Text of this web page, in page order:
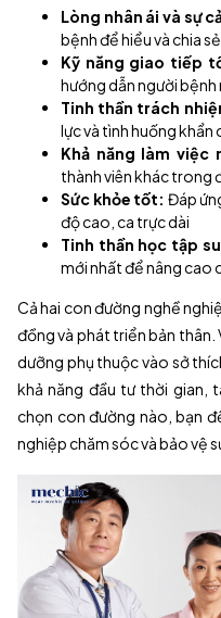
Lòng nhân ái và sự
bệnh để hiểu và chia sẻ
Kỹ năng giao tiếp
hướng dẫn người
Tinh thần trách
lực và tình huống khẩn
Khả năng làm việc
thành viên khác trong
Sức khỏe tốt: Đáp
độ cao, ca trực dài
Tinh thần học tập
mới nhất để nâng cao
Cả hai con đường nghề
đồng và phát triển bản thân.
dưỡng phụ thuộc vào sở
khả năng đầu tư thời gian,
chọn con đường nào, bạn
nghiệp chăm sóc và bảo vệ